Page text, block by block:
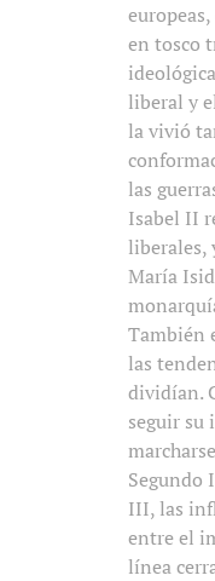
en tosco
liberal y
la vivió
las
Isabel II
liberales,
María
También
las
dividían.
seguir
Segundo
III, las
entre el
línea